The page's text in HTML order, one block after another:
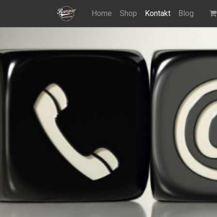
Home Shop Kontakt Blog